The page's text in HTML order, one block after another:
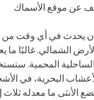
عن موقع الأسماك
في أي وقت من
الشمالي. غالبًا
المحمية.
البحرية، في
الأنثى ما معدله